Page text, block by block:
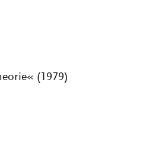
(1979)